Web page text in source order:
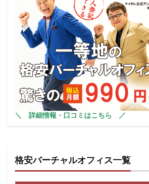
＼ 詳細情報・口コミはこちら ／
格安バーチャルオフィス一覧